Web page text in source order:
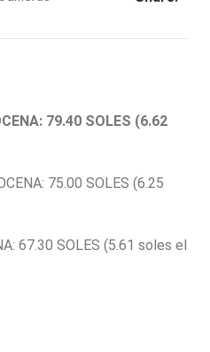
79.40 SOLES (6.62
75.00 SOLES (6.25
67.30 SOLES (5.61 soles el